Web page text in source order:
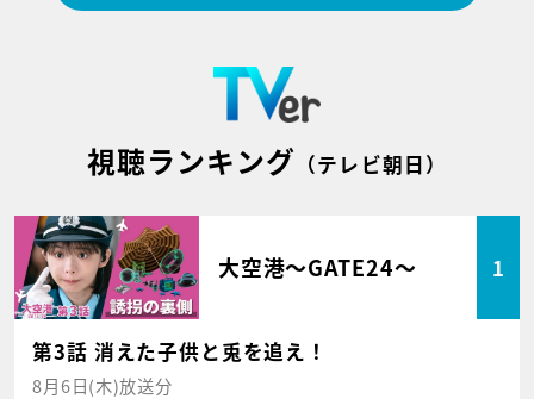
視聴ランキング （テレビ朝日）
大空港～GATE24～ 1
第3話 消えた子供と兎を追え！
8月6日(木)放送分